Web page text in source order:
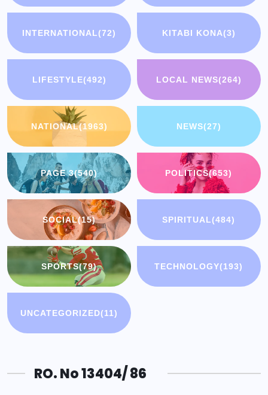
INTERNATIONAL(72) KITABI KONA(3)
LIFESTYLE(492) LOCAL NEWS(264)
NATIONAL(1963) NEWS(27)
PAGE 3(540) POLITICS(653)
SOCIAL(15) SPIRITUAL(484)
SPORTS(79) TECHNOLOGY(193)
UNCATEGORIZED(11)
RO. No 13404/ 86